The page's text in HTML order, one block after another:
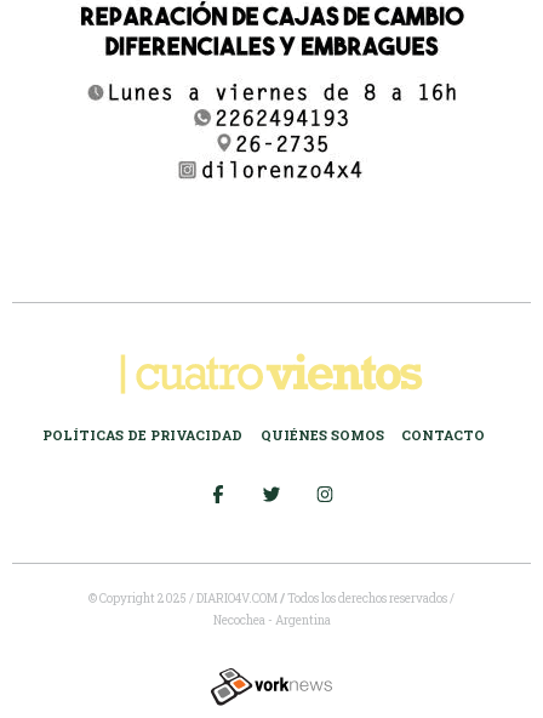
POLÍTICAS DE PRIVACIDAD QUIÉNES SOMOS CONTACTO
© Copyright 2025 / DIARIO4V.COM/Todos los derechos reservados /
Necochea - Argentina